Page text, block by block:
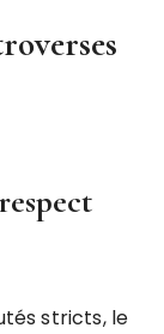
stricts, le